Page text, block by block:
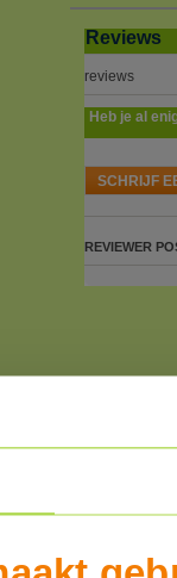
Reviews
reviews
Heb je al
SCHRIJF
REVIEWER